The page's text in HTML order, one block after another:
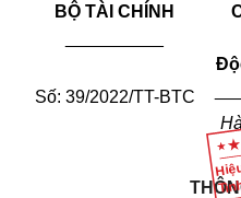
BỘ TÀI CHÍNH
Số: 39/2022/TT-BTC